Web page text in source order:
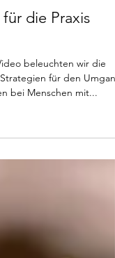
die Praxis
beleuchten wir die
für den Umgang
bei Menschen mit...